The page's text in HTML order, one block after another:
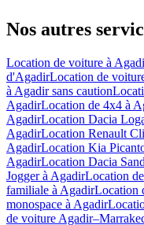
Nos autres
Location de voiture à
d'AgadirLocation de
à Agadir sans caution
AgadirLocation de 4x4 à
AgadirLocation Dacia
AgadirLocation Renault
AgadirLocation Kia
AgadirLocation Dacia
Jogger à AgadirLocation
familiale à AgadirLocation
monospace à Agadir
de voiture